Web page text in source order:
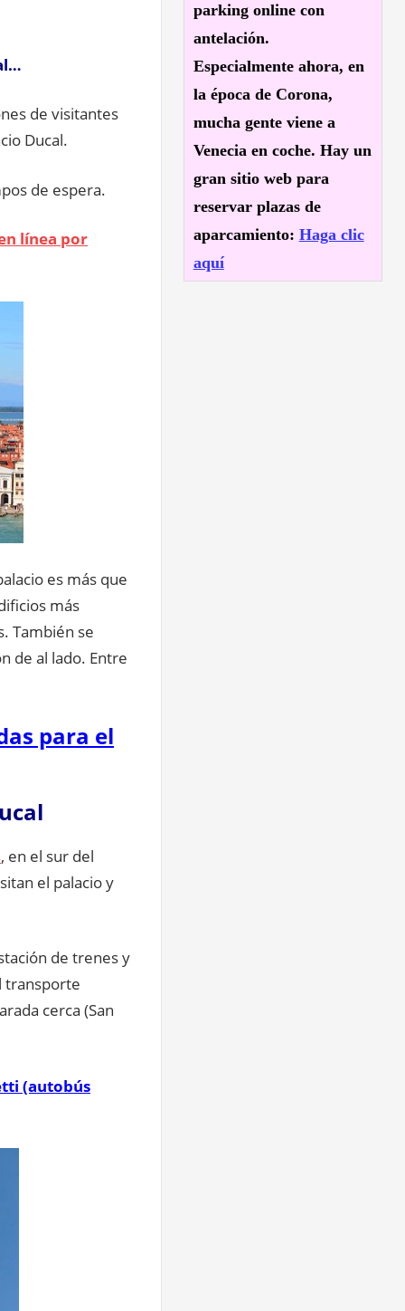
de visitantes
Ducal.
de espera.
línea por
es más que
más
También se
de al lado. Entre
para el
, en el sur del
el palacio y
de trenes y
transporte
cerca (San
(autobús
parking online con
antelación.
Especialmente ahora, en
la época de Corona,
mucha gente viene a
Venecia en coche. Hay un
gran sitio web para
reservar plazas de
aparcamiento: Haga clic
aquí